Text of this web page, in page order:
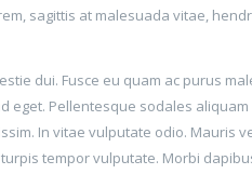
sagittis at malesuada vitae,
dui. Fusce eu quam ac purus
Pellentesque sodales
In vitae vulputate odio. Mauris
tempor vulputate. Morbi